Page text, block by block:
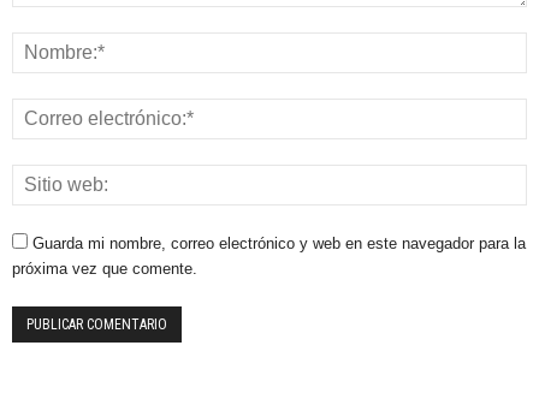
Guarda mi nombre, correo electrónico y web en este navegador para la
próxima vez que comente.